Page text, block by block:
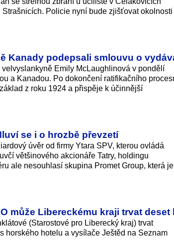
Policie nyní bude zjišťovat okolnosti
Kanady podepsali smlouvu o
Emily McLaughlinová v pondělí
a Kanadou. Po dokončení ratifikačního
z roku 1924 a přispěje k účinnější
se i o hrozbě převzetí
úvěr od firmy Ytara SPV, kterou ovládá
většinového akcionáře Tatry, holdingu
ale nesouhlasí skupina Promet Group, která je
může Libereckému kraji trvat deset
(Starostové pro Liberecký kraj) trvat
horského hotelu a vysílače Ještěd na Seznam